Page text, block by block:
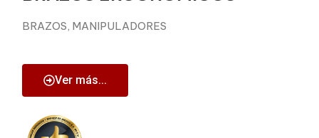
BRAZOS, MANIPULADORES
Ver más...